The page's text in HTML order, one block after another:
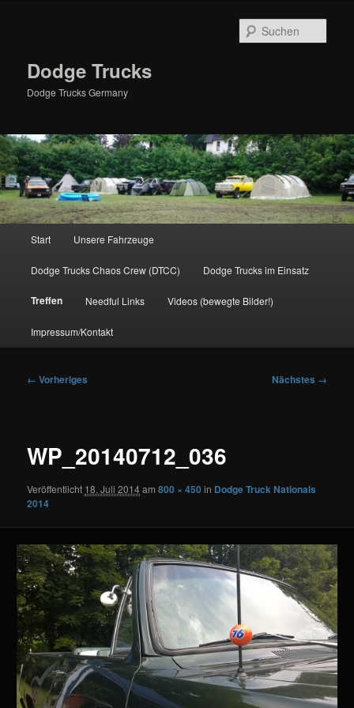
Dodge Trucks
Dodge Trucks Germany
Start Unsere Fahrzeuge
Dodge Trucks Chaos Crew (DTCC) Dodge Trucks im Einsatz
Treffen Needful Links Videos (bewegte Bilder!)
Impressum/Kontakt
Bilder-
← Vorheriges Nächstes →
WP_20140712_036
Veröffentlicht 18. Juli 2014am800 × 450 in Dodge Truck Nationals
2014